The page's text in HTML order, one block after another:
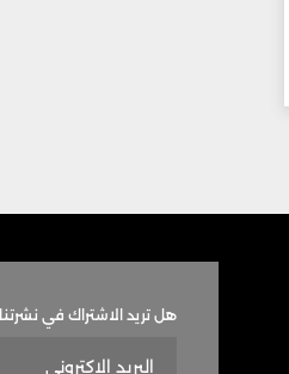
هل تريد الاشتراك في نشرتنا